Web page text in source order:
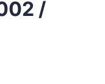
/